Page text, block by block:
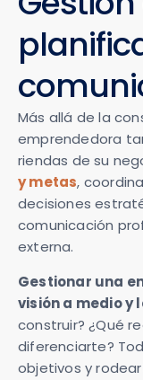
Más allá de la
emprendedora
riendas de su
y metas,
decisiones
comunicación
externa.
Gestionar una
visión a medio y
construir? ¿Qué
diferenciarte?
objetivos y